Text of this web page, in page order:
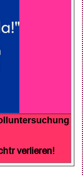
verlieren!